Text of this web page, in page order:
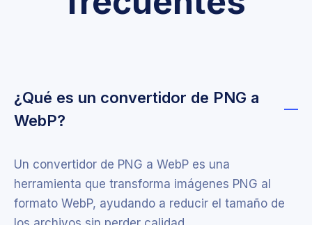
¿Qué es un convertidor de PNG a
WebP?
Un convertidor de PNG a WebP es una
herramienta que transforma imágenes PNG al
formato WebP, ayudando a reducir el tamaño de